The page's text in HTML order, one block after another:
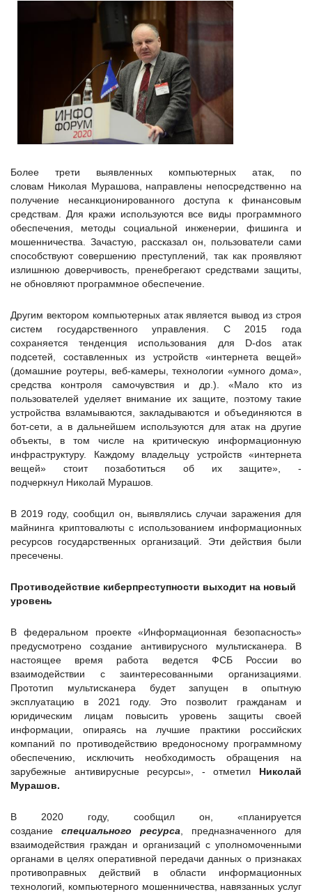
Более трети выявленных компьютерных атак, по
словам Николая Мурашова, направлены непосредственно на
получение несанкционированного доступа к финансовым
средствам. Для кражи используются все виды программного
обеспечения, методы социальной инженерии, фишинга и
мошенничества. Зачастую, рассказал он, пользователи сами
способствуют совершению преступлений, так как проявляют
излишнюю доверчивость, пренебрегают средствами защиты,
не обновляют программное обеспечение.
Другим вектором компьютерных атак является вывод из строя
систем государственного управления. С 2015 года
сохраняется тенденция использования для D-dos атак
подсетей, составленных из устройств «интернета вещей»
(домашние роутеры, веб-камеры, технологии «умного дома»,
средства контроля самочувствия и др.). «Мало кто из
пользователей уделяет внимание их защите, поэтому такие
устройства взламываются, закладываются и объединяются в
бот-сети, а в дальнейшем используются для атак на другие
объекты, в том числе на критическую информационную
инфраструктуру. Каждому владельцу устройств «интернета
вещей» стоит позаботиться об их защите», -
подчеркнул Николай Мурашов.
В 2019 году, сообщил он, выявлялись случаи заражения для
майнинга криптовалюты с использованием информационных
ресурсов государственных организаций. Эти действия были
пресечены.
Противодействие киберпреступности выходит на новый
уровень
В федеральном проекте «Информационная безопасность»
предусмотрено создание антивирусного мультисканера. В
настоящее время работа ведется ФСБ России во
взаимодействии с заинтересованными организациями.
Прототип мультисканера будет запущен в опытную
эксплуатацию в 2021 году. Это позволит гражданам и
юридическим лицам повысить уровень защиты своей
информации, опираясь на лучшие практики российских
компаний по противодействию вредоносному программному
обеспечению, исключить необходимость обращения на
зарубежные антивирусные ресурсы», - отметил Николай
Мурашов.
В 2020 году, сообщил он, «планируется
создание специального ресурса , предназначенного для
взаимодействия граждан и организаций с уполномоченными
органами в целях оперативной передачи данных о признаках
противоправных действий в области информационных
технологий, компьютерного мошенничества, навязанных услуг